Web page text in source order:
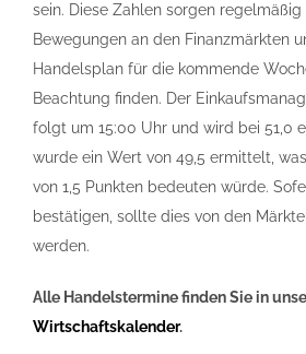
sein. Diese Zahlen sorgen
Bewegungen an den Finanzmärkten
Handelsplan für die kommende
Beachtung finden. Der
folgt um 15:00 Uhr und wird bei 51,0
wurde ein Wert von 49,5 ermittelt,
von 1,5 Punkten bedeuten würde.
bestätigen, sollte dies von den
werden.
Alle Handelstermine finden Sie in
Wirtschaftskalender.